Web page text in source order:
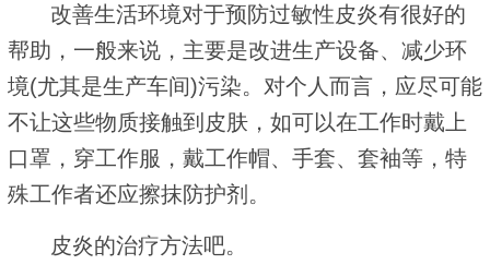
改善生活环境对于预防过敏性皮炎有很好的
帮助，一般来说，主要是改进生产设备、减少环
境(尤其是生产车间)污染。对个人而言，应尽可能
不让这些物质接触到皮肤，如可以在工作时戴上
口罩，穿工作服，戴工作帽、手套、套袖等，特
殊工作者还应擦抹防护剂。
皮炎的治疗方法吧。